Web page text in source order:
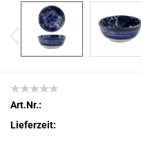
Art.Nr.:
Lieferzeit: